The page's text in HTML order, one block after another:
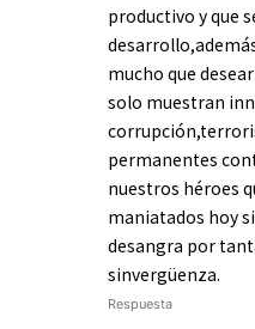
productivo y que
mucho que
solo muestran
permanentes
nuestros héroes
maniatados hoy
desangra por
sinvergüenza.
Respuesta